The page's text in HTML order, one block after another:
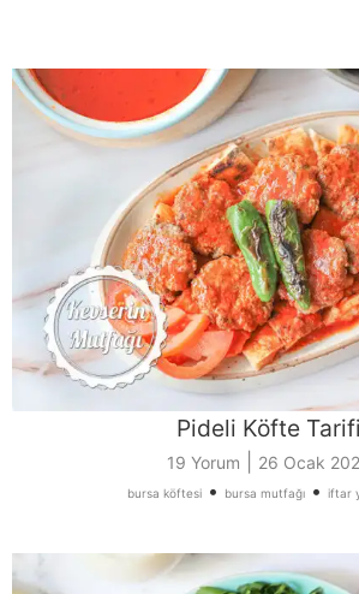
Pideli Köfte Tarifi
19 Yorum 26 Ocak
bursa köftesi • bursa mutfağı • iftar